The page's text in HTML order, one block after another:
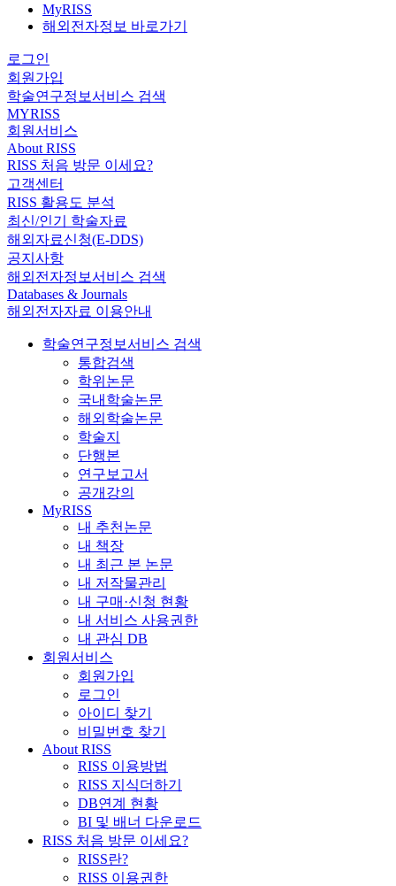
MyRISS
해외전자정보 바로가기
로그인
회원가입
학술연구정보서비스 검색
MYRISS
회원서비스
About RISS
RISS 처음 방문 이세요?
고객센터
RISS 활용도 분석
최신/인기 학술자료
해외자료신청(E-DDS)
공지사항
해외전자정보서비스 검색
Databases & Journals
해외전자자료 이용안내
학술연구정보서비스 검색
통합검색
학위논문
국내학술논문
해외학술논문
학술지
단행본
연구보고서
공개강의
MyRISS
내 추천논문
내 책장
내 최근 본 논문
내 저작물관리
내 구매·신청 현황
내 서비스 사용권한
내 관심 DB
회원서비스
회원가입
로그인
아이디 찾기
비밀번호 찾기
About RISS
RISS 이용방법
RISS 지식더하기
DB연계 현황
BI 및 배너 다운로드
RISS 처음 방문 이세요?
RISS란?
RISS 이용권한